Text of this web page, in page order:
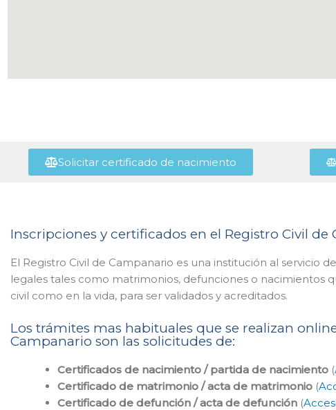
Solicitar certificado de nacimiento
Inscripciones y certificados en el Registro Civil de
El Registro Civil de Campanario es una institución al servicio
legales tales como matrimonios, defunciones o nacimientos
civil como en la vida, para ser validados y acreditados.
Los trámites mas habituales que se realizan
Campanario son las solicitudes de:
Certificados de nacimiento / partida de nacimiento(
Certificado de matrimonio / acta de matrimonio(
Certificado de defunción / acta de defunción(